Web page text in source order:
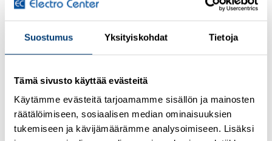
Suostumus Yksityiskohdat Tietoja
Tämä sivusto käyttää evästeitä
Käytämme evästeitä tarjoamamme sisällön ja mainosten
räätälöimiseen, sosiaalisen median ominaisuuksien
tukemiseen ja kävijämäärämme analysoimiseen. Lisäksi
Kirjaudu sisään nähdäksesi hinnat ja käyttääksesi
verkkokauppaa
Osastot:Omron , Uudet tuotteet